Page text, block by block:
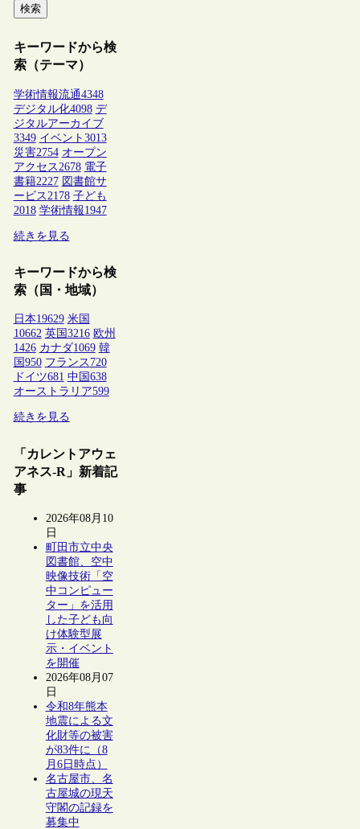
検索
キーワードから検
索（テーマ）
学術情報流通4348
デジタル化4098 デ
ジタルアーカイブ
3349 イベント 3013
災害2754 オープン
アクセス 2678 電子
書籍2227 図書館サ
ービス 2178 子ども
2018 学術情報1947
続きを見る
キーワードから検
索（国・地域）
日本19629 米国
10662 英国 3216 欧州
1426 カナダ1069 韓
国 950 フランス 720
ドイツ681 中国 638
オーストラリア599
続きを見る
「カレントアウェ
アネス-R」新着記
事
2026年08月10
日
町田市立中央
図書館、空中
映像技術「空
中コンピュー
ター」を活用
した子ども向
け体験型展
示・イベント
を開催
2026年08月07
日
令和8年熊本
地震による文
化財等の被害
が83件に（8
月6日時点）
名古屋市、名
古屋城の現天
守閣の記録を
募集中